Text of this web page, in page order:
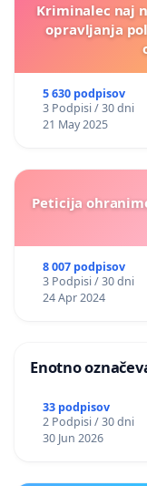
Kriminalec naj
opravljanja
5 630 podpisov
3 Podpisi / 30 dni
21 May 2025
Peticija
8 007 podpisov
3 Podpisi / 30 dni
24 Apr 2024
Enotno
33 podpisov
2 Podpisi / 30 dni
30 Jun 2026